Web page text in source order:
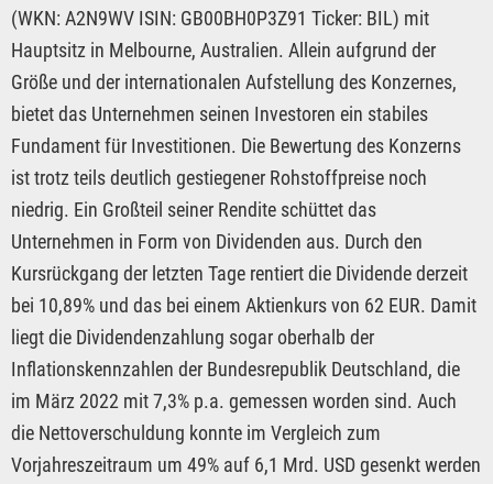
(WKN: A2N9WV ISIN: GB00BH0P3Z91 Ticker: BIL) mit
Hauptsitz in Melbourne, Australien. Allein aufgrund der
Größe und der internationalen Aufstellung des Konzernes,
bietet das Unternehmen seinen Investoren ein stabiles
Fundament für Investitionen. Die Bewertung des Konzerns
ist trotz teils deutlich gestiegener Rohstoffpreise noch
niedrig. Ein Großteil seiner Rendite schüttet das
Unternehmen in Form von Dividenden aus. Durch den
Kursrückgang der letzten Tage rentiert die Dividende derzeit
bei 10,89% und das bei einem Aktienkurs von 62 EUR. Damit
liegt die Dividendenzahlung sogar oberhalb der
Inflationskennzahlen der Bundesrepublik Deutschland, die
im März 2022 mit 7,3% p.a. gemessen worden sind. Auch
die Nettoverschuldung konnte im Vergleich zum
Vorjahreszeitraum um 49% auf 6,1 Mrd. USD gesenkt werden